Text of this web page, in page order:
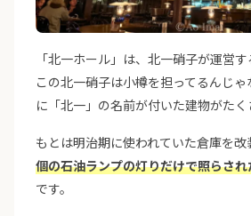
「北一ホール」は、北一硝子が運営
この北一硝子は小樽を担ってるんじ
に「北一」の名前が付いた建物がたく
もとは明治期に使われていた倉庫を改
個の石油ランプの灯りだけで照らさ
です。